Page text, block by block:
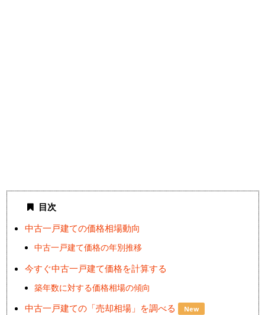
目次
中古一戸建ての価格相場動向
中古一戸建て価格の年別推移
今すぐ中古一戸建て価格を計算する
築年数に対する価格相場の傾向
中古一戸建ての「売却相場」を調べる New